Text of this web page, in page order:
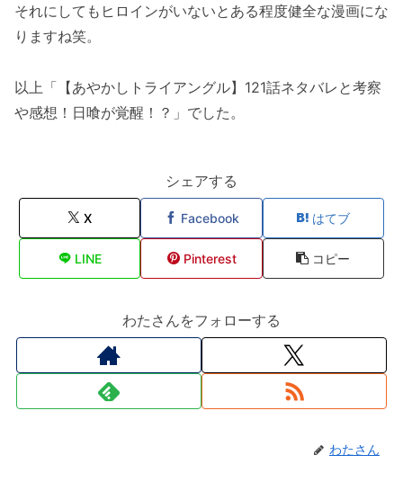
それにしてもヒロインがいないとある程度健全な漫画にな
りますね笑。
以上「【あやかしトライアングル】121話ネタバレと考察
や感想！日喰が覚醒！？」でした。
シェアする
X Facebook はてブ
LINE Pinterest コピー
わたさんをフォローする
わたさん